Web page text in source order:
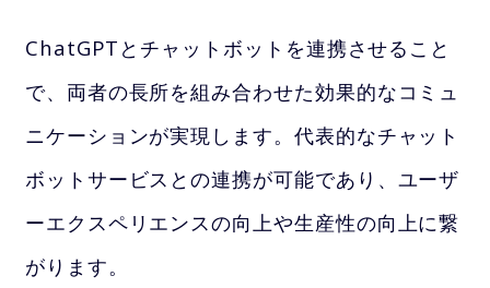
ChatGPTとチャットボットを連携させること
で、両者の長所を組み合わせた効果的なコミュ
ニケーションが実現します。代表的なチャット
ボットサービスとの連携が可能であり、ユーザ
ーエクスペリエンスの向上や生産性の向上に繋
がります。